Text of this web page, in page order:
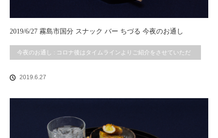
2019/6/27 霧島市国分 スナック バー ちづる 今夜のお通し
今夜のお通し : コロナ後はタイムラインよりご紹介をさせていただ
2019.6.27